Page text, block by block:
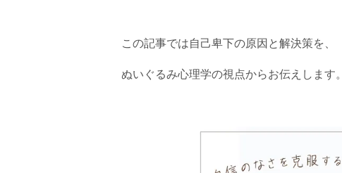
この記事では自己卑下の原因と解決策を、
ぬいぐるみ心理学の視点からお伝えします。